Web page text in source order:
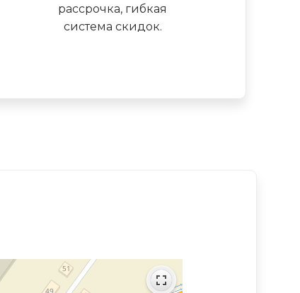
рассрочка, гибкая
система скидок.